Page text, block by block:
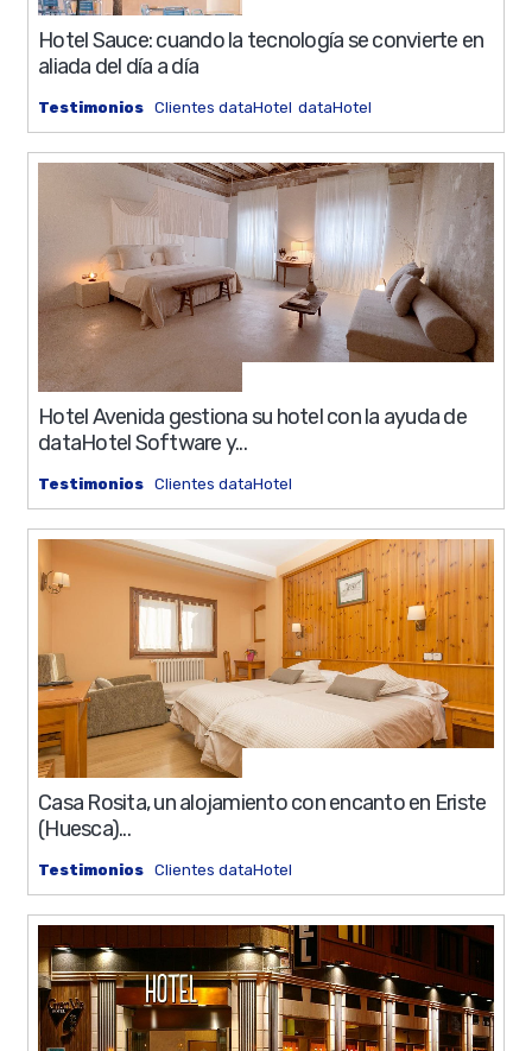
Hotel Sauce: cuando la tecnología se convierte en
aliada del día a día
Testimonios Clientes dataHotel dataHotel
Hotel Avenida gestiona su hotel con la ayuda de
dataHotel Software y...
Testimonios Clientes dataHotel
Casa Rosita, un alojamiento con encanto en Eriste
(Huesca)...
Testimonios Clientes dataHotel